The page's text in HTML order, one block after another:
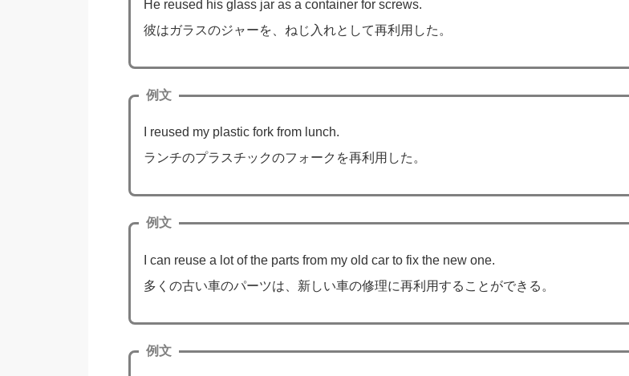
He reused his glass jar as a container for screws.
彼はガラスのジャーを、ねじ入れとして再利用した。
例文
I reused my plastic fork from lunch.
ランチのプラスチックのフォークを再利用した。
例文
I can reuse a lot of the parts from my old car to fix the new one.
多くの古い車のパーツは、新しい車の修理に再利用することができる。
例文